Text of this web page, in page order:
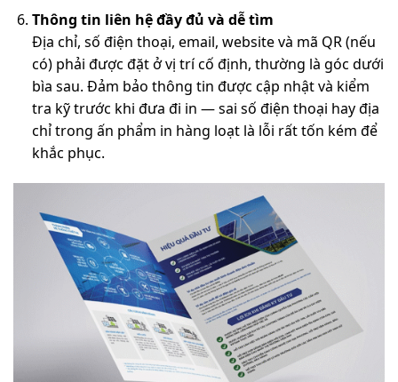
Thông tin liên hệ đầy đủ và dễ tìm
Địa chỉ, số điện thoại, email, website và mã QR (nếu
có) phải được đặt ở vị trí cố định, thường là góc dưới
bìa sau. Đảm bảo thông tin được cập nhật và kiểm
tra kỹ trước khi đưa đi in — sai số điện thoại hay địa
chỉ trong ấn phẩm in hàng loạt là lỗi rất tốn kém để
khắc phục.